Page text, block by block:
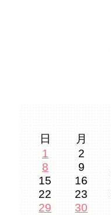
日 月
1
2
8
9
15
16
22
23
29
30